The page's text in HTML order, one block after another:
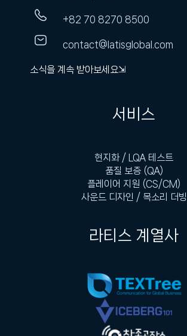
+82 70 8270 8500
contact@latisglobal.com
소식을 계속 받아보세요⇲
서비스
현지화 / LQA 테스트
품질 보증 (QA)
플레이어 지원 (CS/CM)
사운드 디자인 / 목소리 더빙
라티스 계열사